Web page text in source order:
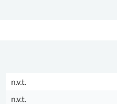
n.v.t.
n.v.t.